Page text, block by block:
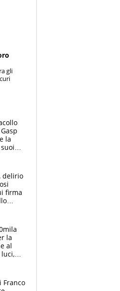
gli
la
delirio
firma
la
al
luci,
Franco